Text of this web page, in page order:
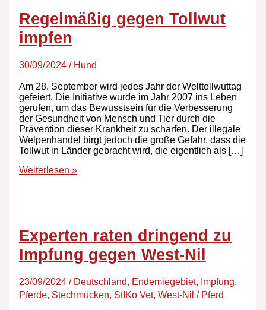
Regelmäßig gegen Tollwut
impfen
30/09/2024 / Hund
Am 28. September wird jedes Jahr der Welttollwuttag
gefeiert. Die Initiative wurde im Jahr 2007 ins Leben
gerufen, um das Bewusstsein für die Verbesserung
der Gesundheit von Mensch und Tier durch die
Prävention dieser Krankheit zu schärfen. Der illegale
Welpenhandel birgt jedoch die große Gefahr, dass die
Tollwut in Länder gebracht wird, die eigentlich als […]
Weiterlesen »
Experten raten dringend zu
Impfung gegen West-Nil
23/09/2024 / Deutschland, Endemiegebiet, Impfung,
Pferde, Stechmücken, StIKo Vet, West-Nil / Pferd